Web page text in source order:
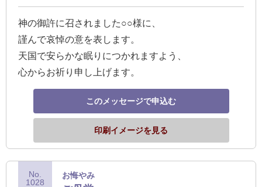
神の御許に召されました○○様に、
謹んで哀悼の意を表します。
天国で安らかな眠りにつかれますよう、
心からお祈り申し上げます。
このメッセージで申込む
印刷イメージを見る
No.
1028
お悔やみ